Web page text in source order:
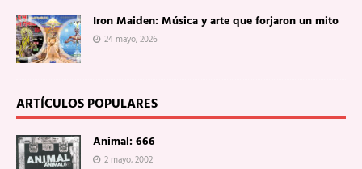
Iron Maiden: Música y arte que forjaron un mito
24 mayo, 2026
ARTÍCULOS POPULARES
Animal: 666
2 mayo, 2002